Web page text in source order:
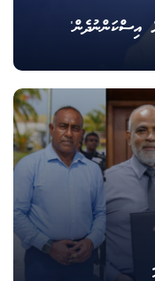
އިސްކަންނުދެން'